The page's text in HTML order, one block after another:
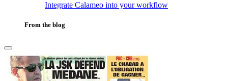
Integrate Calameo into your workflow
From the blog